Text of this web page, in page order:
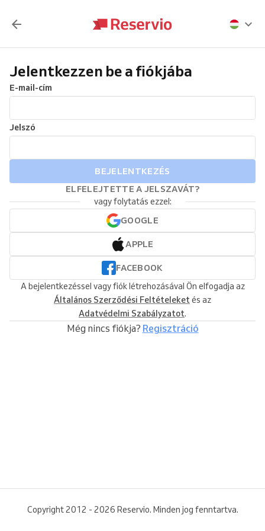
Jelentkezzen be a fiókjába
E-mail-cím
Jelszó
BEJELENTKEZÉS
ELFELEJTETTE A JELSZAVÁT?
vagy folytatás ezzel:
GOOGLE
APPLE
FACEBOOK
A bejelentkezéssel vagy fiók létrehozásával Ön elfogadja az
Általános Szerződési Feltételeketés az
Adatvédelmi Szabályzatot.
Még nincs fiókja? Regisztráció
Copyright 2012 - 2026 Reservio. Minden jog fenntartva.